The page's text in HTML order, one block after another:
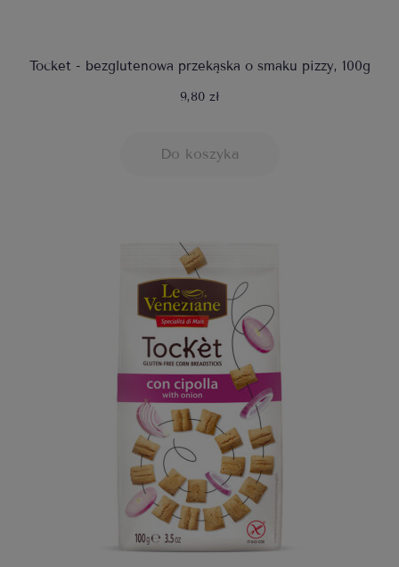
Tocket - bezglutenowa przekąska o smaku pizzy, 100g
9,80 zł
Do koszyka